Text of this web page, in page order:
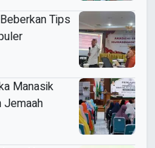
Tips
Manasik
Jemaah